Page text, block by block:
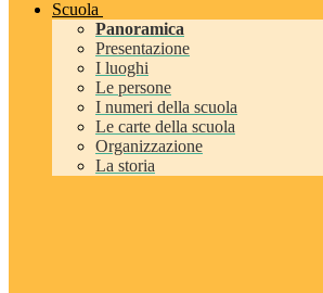
Scuola
Panoramica
Presentazione
I luoghi
Le persone
I numeri della scuola
Le carte della scuola
Organizzazione
La storia